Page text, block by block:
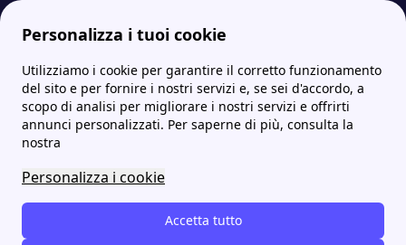
Personalizza i tuoi cookie
Utilizziamo i cookie per garantire il corretto funzionamento
del sito e per fornire i nostri servizi e, se sei d'accordo, a
scopo di analisi per migliorare i nostri servizi e offrirti
annunci personalizzati. Per saperne di più, consulta la
nostra
Personalizza i cookie
Accetta tutto
Papernest.it Luce e Gas Climatizzazione: sistemi di raffrescamento, consumi e caratteristiche
Climatizzazione: sistemi di
raffrescamento, consumi e
caratteristiche
Climatizzazione